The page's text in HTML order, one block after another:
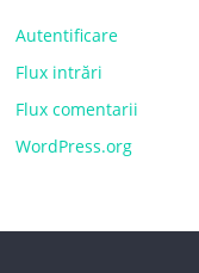
Autentificare
Flux intrări
Flux comentarii
WordPress.org